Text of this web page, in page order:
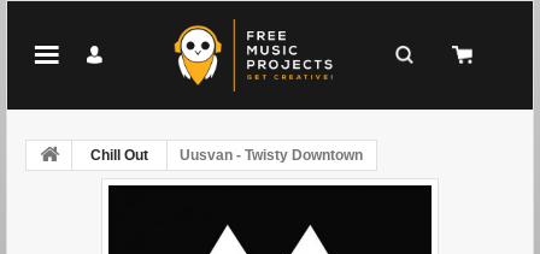
Chill Out Uusvan - Twisty Downtown